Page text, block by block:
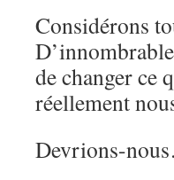
Considérons
de changer ce
réellement
Devrions-